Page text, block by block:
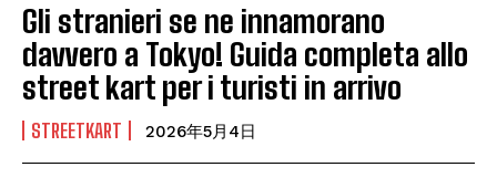
Gli stranieri se ne innamorano
davvero a Tokyo! Guida completa allo
street kart per i turisti in arrivo
STREETKART 2026年5月4日